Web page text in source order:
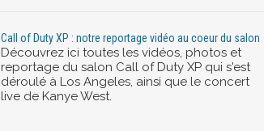
Call of Duty XP : notre reportage vidéo au coeur du salon
Découvrez ici toutes les vidéos, photos et
reportage du salon Call of Duty XP qui s'est
déroulé à Los Angeles, ainsi que le concert
live de Kanye West.